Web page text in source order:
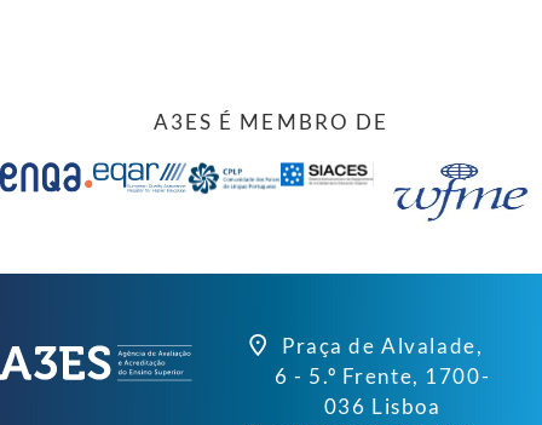
A3ES É MEMBRO DE
Praça de Alvalade,
6 - 5.º Frente, 1700-
036 Lisboa